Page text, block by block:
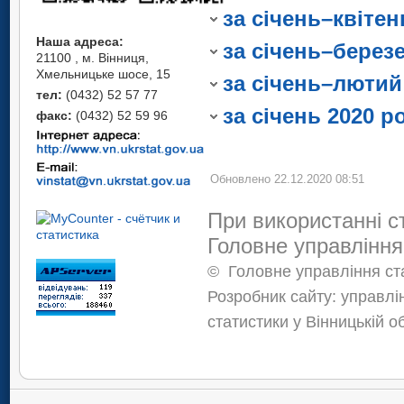
Наша адреса:
21100 , м. Вінниця,
Хмельницьке шосе, 15
тел: (0432) 52 57 77
факс: (0432) 52 59 96
за
за
державну
інформації.
за
державну статистику" щодо
за січень 2020
Ямпільський
Символ (к) –
забезпечення
державну
інформації.
Обновлено 22.12.2020 08:51
При використанні
Головне
© Головне управління
Розробник сайту:
статистики у Вінницькій